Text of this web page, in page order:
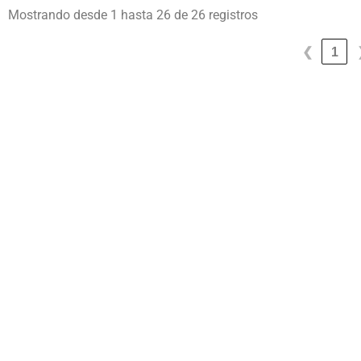
Mostrando desde 1 hasta 26 de 26 registros
❮ 1